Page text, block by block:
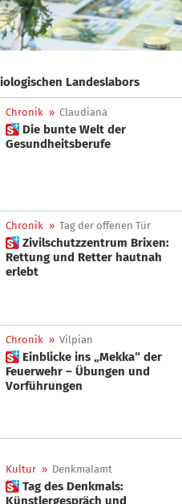
Landeslabors
Chronik » Claudiana
 Die bunte Welt der
Gesundheitsberufe
Chronik » Tag der offenen Tür
 Zivilschutzzentrum Brixen:
Rettung und Retter hautnah
erlebt
Chronik » Vilpian
 Einblicke ins „Mekka“ der
Feuerwehr – Übungen und
Vorführungen
Kultur » Denkmalamt
 Tag des Denkmals:
Künstlergespräch und